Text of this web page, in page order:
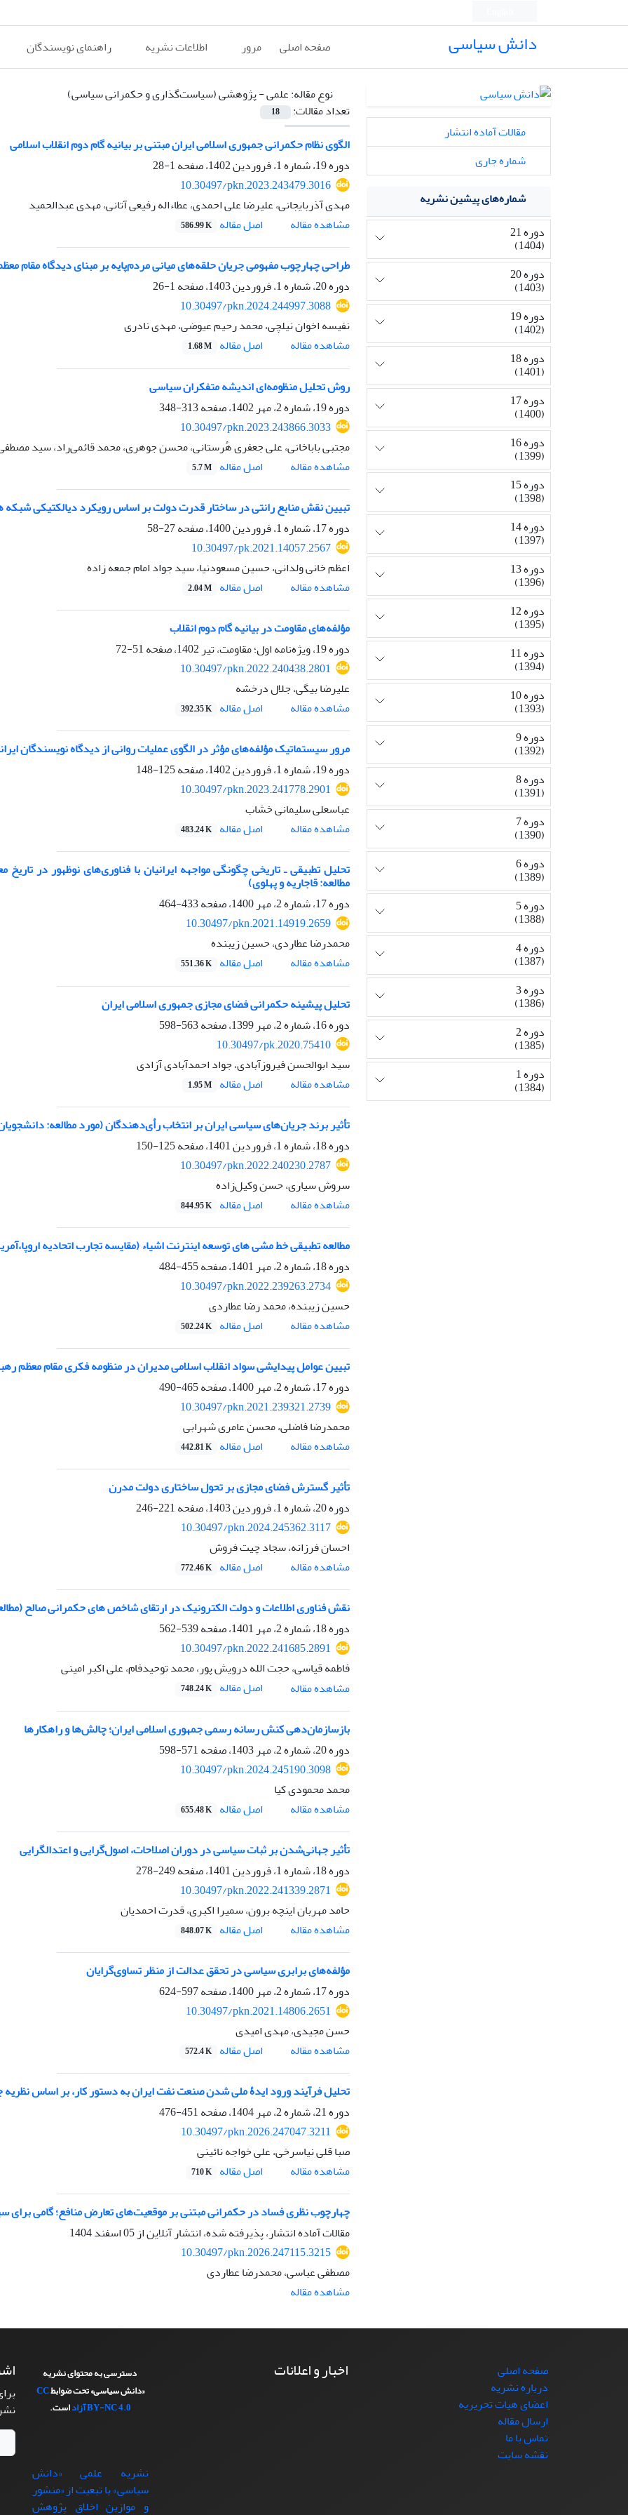
دانش سیاسی صفحه اصلی مرور اطلاعات نشریه راهنمای نویسندگان
نوع مقاله:علمی - پژوهشی (سیاست‌گذاری و حکمرانی سیاسی)
تعداد مقالات:
18
الگوی نظام حکمرانی جمهوری اسلامی ایران مبتنی بر بیانیه گام دوم انقلاب اسلامی
دوره 19، شماره 1، فروردین 1402، صفحه
1-28
10.30497/pkn.2023.243479.3016
مهدی آذربایجانی، علیرضا علی احمدی، عطاءاله رفیعی آتانی، مهدی عبدالحمید
مشاهده مقاله
اصل مقاله 586.99 K
طراحی چهارچوب مفهومی جریان حلقه‌های میانی مردم‌پایه بر مبنای دیدگاه مقام
دوره 20، شماره 1، فروردین 1403، صفحه
1-26
10.30497/pkn.2024.244997.3088
نفیسه اخوان نیلچی، محمد رحیم عیوضی، مهدی نادری
مشاهده مقاله
اصل مقاله 1.68 M
روش تحلیل منظومه‌ای اندیشه متفکران سیاسی
دوره 19، شماره 2، مهر 1402، صفحه
313-348
10.30497/pkn.2023.243866.3033
مجتبی باباخانی، علی جعفری هُرستانی، محسن جوهری، محمد قائمی‌راد، سید
مشاهده مقاله
اصل مقاله 5.7 M
تبیین نقش منابع رانتی در ساختار قدرت دولت بر اساس رویکرد دیالکتیکی
دوره 17، شماره 1، فروردین 1400، صفحه
27-58
10.30497/pk.2021.14057.2567
اعظم خانی ولدانی، حسین مسعودنیا، سید جواد امام جمعه زاده
مشاهده مقاله
اصل مقاله 2.04 M
مؤلفه‌های مقاومت در بیانیه گام دوم انقلاب
دوره 19، ویژه‌نامه اول؛ مقاومت، تیر 1402، صفحه
51-72
10.30497/pkn.2022.240438.2801
علیرضا بیگی، جلال درخشه
مشاهده مقاله
اصل مقاله 392.35 K
مرور سیستماتیک مؤلفه‌های مؤثر در الگوی عملیات روانی از دیدگاه نویسندگان
دوره 19، شماره 1، فروردین 1402، صفحه
125-148
10.30497/pkn.2023.241778.2901
عباسعلی سلیمانی خشاب
مشاهده مقاله
اصل مقاله 483.24 K
تحلیل تطبیقی ـ تاریخی چگونگی مواجهه ایرانیان با فناوری‌های نوظهور در
مطالعه: قاجاریه و پهلوی)
دوره 17، شماره 2، مهر 1400، صفحه
433-464
10.30497/pkn.2021.14919.2659
محمدرضا عطاردی، حسین زیبنده
مشاهده مقاله
اصل مقاله 551.36 K
تحلیل پیشینه حکمرانی فضای مجازی جمهوری اسلامی ایران
دوره 16، شماره 2، مهر 1399، صفحه
563-598
10.30497/pk.2020.75410
سید ابوالحسن فیروزآبادی، جواد احمدآبادی آزادی
مشاهده مقاله
اصل مقاله 1.95 M
تأثیر برند جریان‌های سیاسی ایران بر انتخاب رأی‌دهندگان (مورد مطالعه:
دوره 18، شماره 1، فروردین 1401، صفحه
125-150
10.30497/pkn.2022.240230.2787
سروش سیاری، حسن وکیل‌زاده
مشاهده مقاله
اصل مقاله 844.95 K
مطالعه تطبیقی خط مشی های توسعه اینترنت اشیاء (مقایسه تجارب اتحادیه
دوره 18، شماره 2، مهر 1401، صفحه
455-484
10.30497/pkn.2022.239263.2734
حسین زیبنده، محمد رضا عطاردی
مشاهده مقاله
اصل مقاله 502.24 K
تبیین عوامل پیدایشی سواد انقلاب اسلامی مدیران در منظومه فکری مقام معظم
دوره 17، شماره 2، مهر 1400، صفحه
465-490
10.30497/pkn.2021.239321.2739
محمدرضا فاضلی، محسن عامری شهرابی
مشاهده مقاله
اصل مقاله 442.81 K
تأثیر گسترش فضای مجازی بر تحول ساختاری دولت مدرن
دوره 20، شماره 1، فروردین 1403، صفحه
221-246
10.30497/pkn.2024.245362.3117
احسان فرزانه، سجاد چیت فروش
مشاهده مقاله
اصل مقاله 772.46 K
نقش فناوری اطلاعات و دولت الکترونیک در ارتقای شاخص های حکمرانی صالح
دوره 18، شماره 2، مهر 1401، صفحه
539-562
10.30497/pkn.2022.241685.2891
فاطمه قیاسی، حجت الله درویش پور، محمد توحیدفام، علی اکبر امینی
مشاهده مقاله
اصل مقاله 748.24 K
بازسازمان‌دهی کنش رسانه رسمی جمهوری اسلامی ایران؛ چالش‌ها و راهکارها
دوره 20، شماره 2، مهر 1403، صفحه
571-598
10.30497/pkn.2024.245190.3098
محمد محمودی کیا
مشاهده مقاله
اصل مقاله 655.48 K
تأثیر جهانی‌شدن بر ثبات سیاسی در دوران اصلاحات، اصول‌گرایی و اعتدال‎گرایی
دوره 18، شماره 1، فروردین 1401، صفحه
249-278
10.30497/pkn.2022.241339.2871
حامد مهربان اینچه برون، سمیرا اکبری، قدرت احمدیان
مشاهده مقاله
اصل مقاله 848.07 K
مؤلفه‌های برابری سیاسی در تحقق عدالت از منظر تساوی‌گرایان
دوره 17، شماره 2، مهر 1400، صفحه
597-624
10.30497/pkn.2021.14806.2651
حسن مجیدی، مهدی امیدی
مشاهده مقاله
اصل مقاله 572.4 K
تحلیل فرآیند ورود ایدۀ ملی شدن صنعت نفت ایران به دستور کار، بر اساس نظریه
دوره 21، شماره 2، مهر 1404، صفحه
451-476
10.30497/pkn.2026.247047.3211
صبا قلی نیاسرخی، علی خواجه نائینی
مشاهده مقاله
اصل مقاله 710 K
چهارچوب نظری فساد در حکمرانی مبتنی بر موقعیت‌های تعارض منافع؛ گامی برای
مقالات آماده انتشار، پذیرفته شده، انتشار آنلاین از05 اسفند 1404
10.30497/pkn.2026.247115.3215
مصطفی عباسی، محمدرضا عطاردی
مشاهده مقاله
مقالات آماده انتشار
شماره جاری
شماره‌های پیشین نشریه
دوره 21
(1404)
دوره 20
(1403)
دوره 19
(1402)
دوره 18
(1401)
دوره 17
(1400)
دوره 16
(1399)
دوره 15
(1398)
دوره 14
(1397)
دوره 13
(1396)
دوره 12
(1395)
دوره 11
(1394)
دوره 10
(1393)
دوره 9
(1392)
دوره 8
(1391)
دوره 7
(1390)
دوره 6
(1389)
دوره 5
(1388)
دوره 4
(1387)
دوره 3
(1386)
دوره 2
(1385)
دوره 1
(1384)
صفحه اصلی
درباره نشریه
اعضای هیات تحریریه
ارسال مقاله
تماس با ما
نقشه سایت
اخبار و اعلانات
دسترسی به محتوای نشریه
«دانش سیاسی» تحت ضوابطCC
BY-NC 4.0آزاداست.
نشریه علمی «دانش
سیاسی» با تبعيت از «منشور
و موازین اخلاق پژوهش